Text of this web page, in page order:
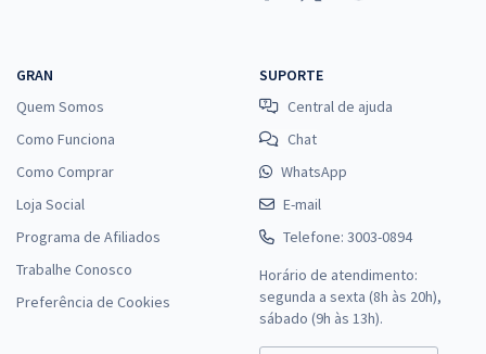
GRAN
Quem Somos
Como Funciona
Como Comprar
Loja Social
Programa de Afiliados
Trabalhe Conosco
Preferência de Cookies
SUPORTE
Central de ajuda
Chat
WhatsApp
E-mail
Telefone: 3003-0894
Horário de atendimento:
segunda a sexta (8h às 20h),
sábado (9h às 13h).